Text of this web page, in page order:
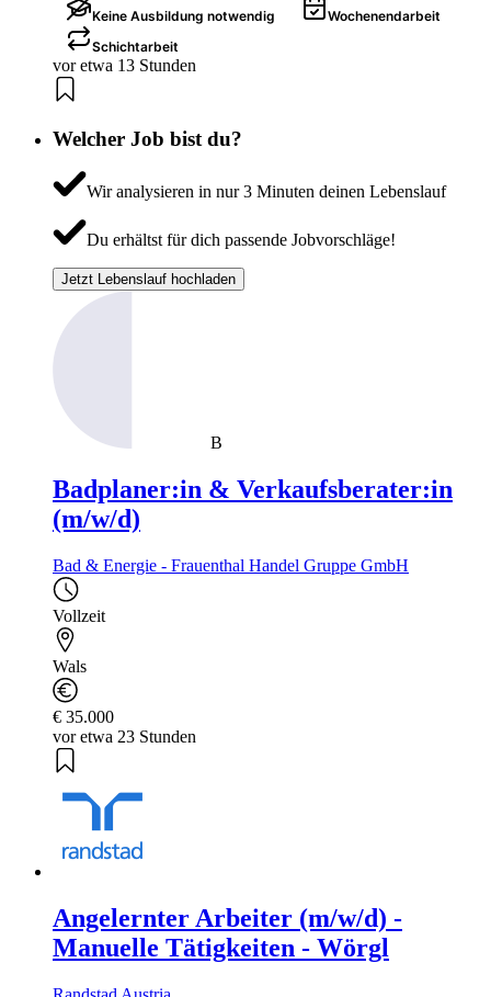
Keine Ausbildung notwendig
Wochenendarbeit
Schichtarbeit
vor etwa 13 Stunden
Welcher Job bist du?
Wir analysieren in nur 3 Minuten deinen Lebenslauf
Du erhältst für dich passende Jobvorschläge!
Jetzt Lebenslauf hochladen
B
Badplaner:in & Verkaufsberater:in
(m/w/d)
Bad & Energie - Frauenthal Handel Gruppe GmbH
Vollzeit
Wals
€ 35.000
vor etwa 23 Stunden
Angelernter Arbeiter (m/w/d) -
Manuelle Tätigkeiten - Wörgl